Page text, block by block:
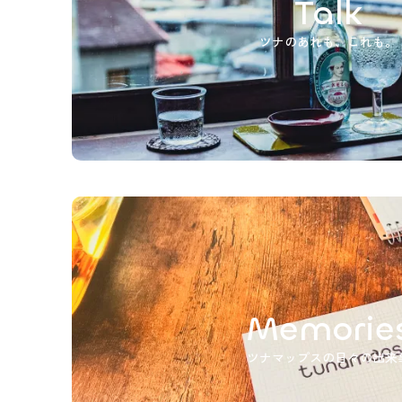
Talk
ツナのあれも、これも。
ツナマップスの日々の出来